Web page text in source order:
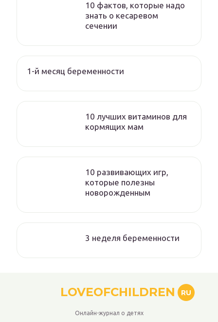
10 фактов, которые надо
знать о кесаревом
сечении
1-й месяц беременности
10 лучших витаминов для
кормящих мам
10 развивающих игр,
которые полезны
новорожденным
3 неделя беременности
LOVEOFCHILDREN RU
Онлайн-журнал о детях